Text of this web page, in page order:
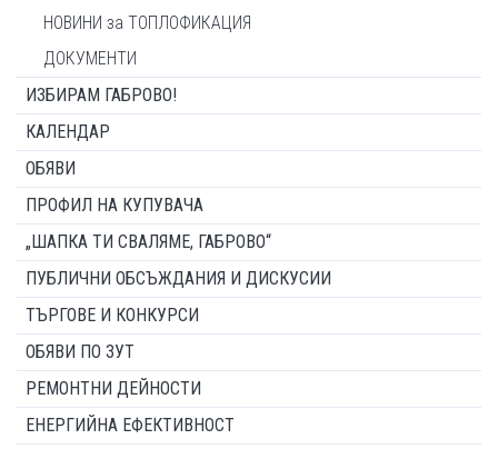
НОВИНИ за ТОПЛОФИКАЦИЯ
ДОКУМЕНТИ
ИЗБИРАМ ГАБРОВО!
КАЛЕНДАР
ОБЯВИ
ПРОФИЛ НА КУПУВАЧА
„ШАПКА ТИ СВАЛЯМЕ, ГАБРОВО“
ПУБЛИЧНИ ОБСЪЖДАНИЯ И ДИСКУСИИ
ТЪРГОВЕ И КОНКУРСИ
ОБЯВИ ПО ЗУТ
РЕМОНТНИ ДЕЙНОСТИ
ЕНЕРГИЙНА ЕФЕКТИВНОСТ